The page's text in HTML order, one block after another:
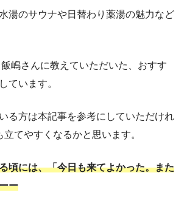
湯のサウナや日替わり薬湯の魅力など
嶋さんに教えていただいた、おすす
ています。
る方は本記事を参考にしていただけれ
てやすくなるかと思います。
頃には、「今日も来てよかった。また
ー